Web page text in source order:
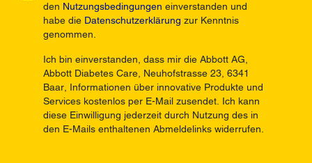
den Nutzungsbedingungen einverstanden und
habe die Datenschutzerklärung zur Kenntnis
genommen.
Ich bin einverstanden, dass mir die Abbott AG,
Abbott Diabetes Care, Neuhofstrasse 23, 6341
Baar, Informationen über innovative Produkte und
Services kostenlos per E-Mail zusendet. Ich kann
diese Einwilligung jederzeit durch Nutzung des in
den E-Mails enthaltenen Abmeldelinks widerrufen.